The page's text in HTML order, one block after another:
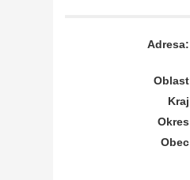
Adresa:
Oblast
Kraj
Okres
Obec